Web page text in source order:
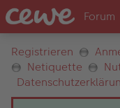
Registrieren
Netiquette